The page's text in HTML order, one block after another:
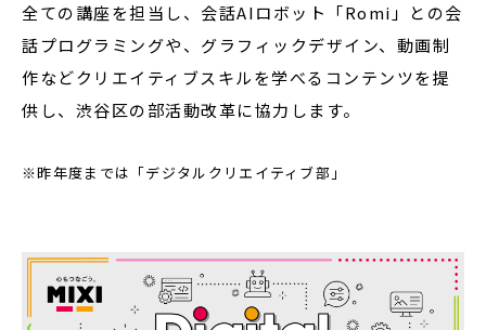
全ての講座を担当し、会話AIロボット「Romi」との会
話プログラミングや、グラフィックデザイン、動画制
作などクリエイティブスキルを学べるコンテンツを提
供し、渋谷区の部活動改革に協力します。
※昨年度までは「デジタルクリエイティブ部」